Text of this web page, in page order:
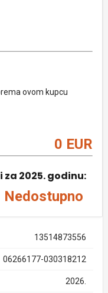
ovom kupcu
0 EUR
2025. godinu:
Nedostupno
13514873556
06266177-030318212
2026.